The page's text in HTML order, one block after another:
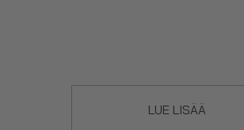
burnerit, jotka sisältävät laajan
ainesosia, joilla on omat vaikutuksensa.
LUE LISÄÄ